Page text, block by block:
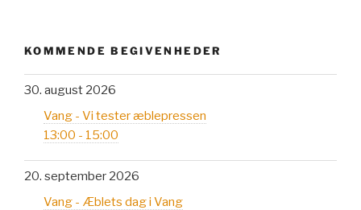
KOMMENDE BEGIVENHEDER
30. august 2026
Vang - Vi tester æblepressen
13:00 - 15:00
20. september 2026
Vang - Æblets dag i Vang